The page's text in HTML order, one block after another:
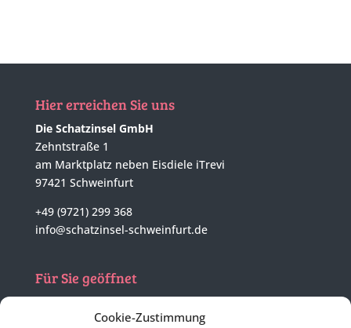
Cookie-Zustimmung
Hier erreichen Sie uns
Die Schatzinsel GmbH
Zehntstraße 1
am Marktplatz neben Eisdiele iTrevi
97421 Schweinfurt
+49 (9721) 299 368
info@schatzinsel-schweinfurt.de
Für Sie geöffnet
10:00 - 17:00 Uhr